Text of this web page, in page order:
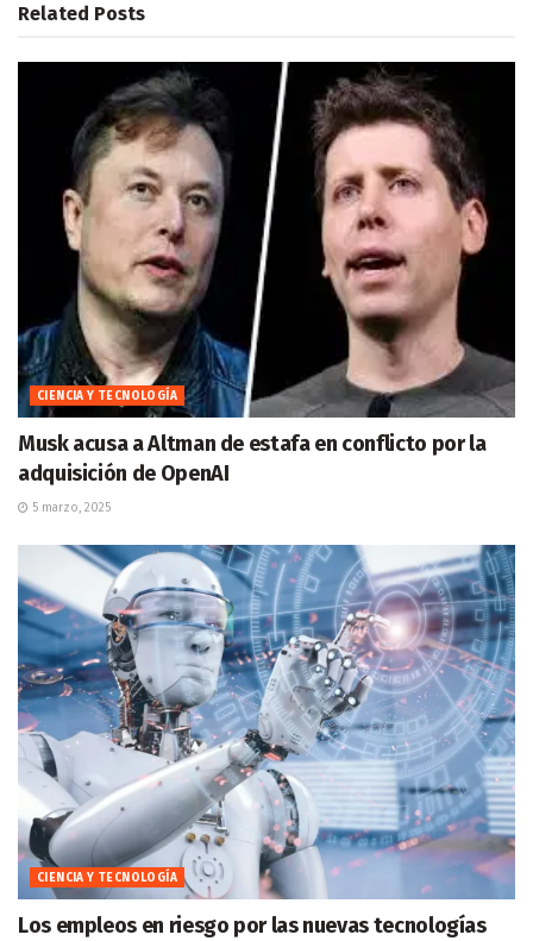
Related Posts
CIENCIA Y TECNOLOGÍA
Musk acusa a Altman de estafa en conflicto por la
adquisición de OpenAI
5 marzo, 2025
CIENCIA Y TECNOLOGÍA
Los empleos en riesgo por las nuevas tecnologías